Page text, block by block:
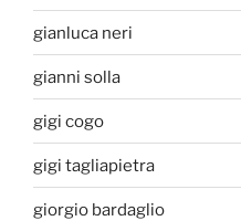
gianluca neri
gianni solla
gigi cogo
gigi tagliapietra
giorgio bardaglio